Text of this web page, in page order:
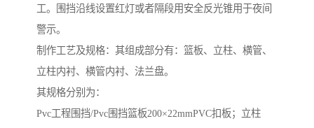
工。围挡沿线设置红灯或者隔段用安全反光锥用于夜间
警示。
制作工艺及规格：其组成部分有：篮板、立柱、横管、
立柱内衬、横管内衬、法兰盘。
其规格分别为：
Pvc工程围挡/Pvc围挡篮板200×22mmPVC扣板；立柱